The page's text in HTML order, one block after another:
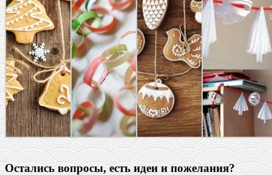
Остались вопросы, есть идеи и пожелания?